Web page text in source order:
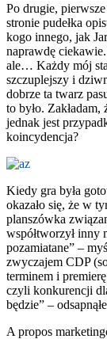
Po drugie,
stronie pudełka
kogo innego, jak
naprawdę
ale… Każdy mój
szczuplejszy i
dobrze ta twarz
to było.
jednak jest
koincydencja?
Kiedy gra była
okazało się, że w
planszówka
współtworzył
pozamiatane” –
zwyczajem CDP
terminem i
czyli konkurencji
będzie” –
A propos